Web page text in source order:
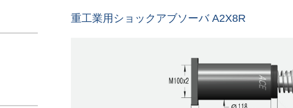
重工業用ショックアブソーバ A2X8R